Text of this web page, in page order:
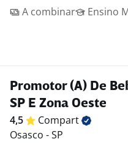
A combinar
Ensino
Promotor (A) De
SP E Zona Oeste
4,5
Compart
Osasco - SP